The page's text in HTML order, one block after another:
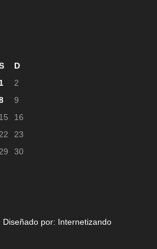
D
2
9
15
16
23
30
Diseñado por: Internetizando